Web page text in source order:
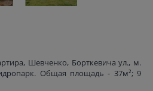
Шевченко, Борткевича ул., м.
Общая площадь - 37м²; 9